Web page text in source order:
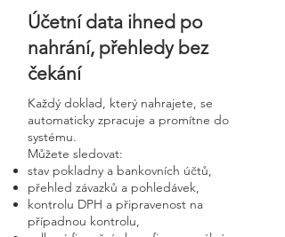
Účetní data ihned po
nahrání, přehledy bez
čekání
Každý doklad, který nahrajete, se
automaticky zpracuje a promítne do
systému.
Můžete sledovat:
stav pokladny a bankovních účtů,
přehled závazků a pohledávek,
kontrolu DPH a připravenost na
případnou kontrolu,